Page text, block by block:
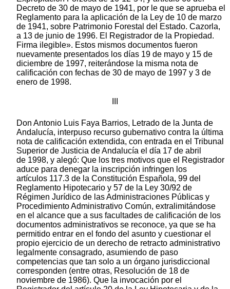
Decreto de 30 de mayo de 1941, por le que se aprueba el
Reglamento para la aplicación de la Ley de 10 de marzo
de 1941, sobre Patrimonio Forestal del Estado. Cazorla,
a 13 de junio de 1996. El Registrador de la Propiedad.
Firma ilegible». Estos mismos documentos fueron
nuevamente presentados los días 19 de mayo y 15 de
diciembre de 1997, reiterándose la misma nota de
calificación con fechas de 30 de mayo de 1997 y 3 de
enero de 1998.
Don Antonio Luis Faya Barrios, Letrado de la Junta de
Andalucía, interpuso recurso gubernativo contra la última
nota de calificación extendida, con entrada en el Tribunal
Superior de Justicia de Andalucía el día 17 de abril
de 1998, y alegó: Que los tres motivos que el Registrador
aduce para denegar la inscripción infringen los
artículos 117.3 de la Constitución Española, 99 del
Reglamento Hipotecario y 57 de la Ley 30/92 de
Régimen Jurídico de las Administraciones Públicas y
Procedimiento Administrativo Común, extralimitándose
en el alcance que a sus facultades de calificación de los
documentos administrativos se reconoce, ya que se ha
permitido entrar en el fondo del asunto y cuestionar el
propio ejercicio de un derecho de retracto administrativo
legalmente consagrado, asumiendo de paso
competencias que tan solo a un órgano jurisdiccional
corresponden (entre otras, Resolución de 18 de
noviembre de 1986). Que la invocación por el